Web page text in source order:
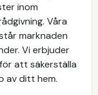
inom
Våra
marknaden
Vi erbjuder
att säkerställa
av ditt hem.